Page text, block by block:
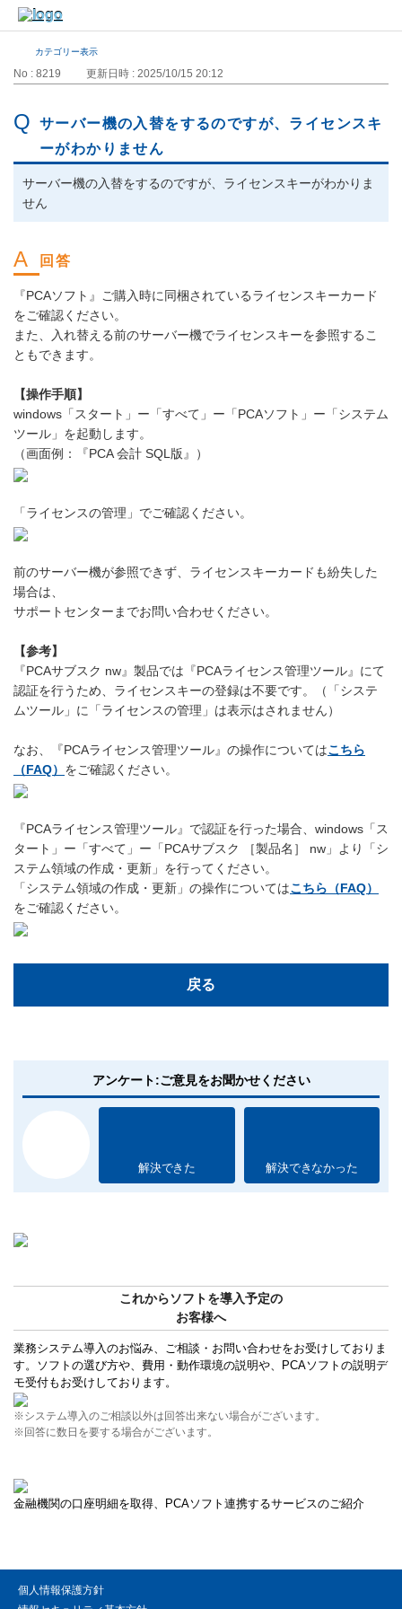
カテゴリー表示
No : 8219 更新日時 : 2025/10/15 20:12
サーバー機の入替をするのですが、ライセンスキ
ーがわかりません
サーバー機の入替をするのですが、ライセンスキーがわかりま
せん
『PCAソフト』ご購入時に同梱されているライセンスキーカード
をご確認ください。
また、入れ替える前のサーバー機でライセンスキーを参照するこ
ともできます。
【操作手順】
windows「スタート」ー「すべて」ー「PCAソフト」ー「システム
ツール」を起動します。
（画面例：『PCA 会計 SQL版』）
「ライセンスの管理」でご確認ください。
前のサーバー機が参照できず、ライセンスキーカードも紛失した
場合は、
サポートセンターまでお問い合わせください。
【参考】
『PCAサブスク nw』製品では『PCAライセンス管理ツール』にて
認証を行うため、ライセンスキーの登録は不要です。（「システ
ムツール」に「ライセンスの管理」は表示はされません）
なお、『PCAライセンス管理ツール』の操作についてはこちら
（FAQ） をご確認ください。
『PCAライセンス管理ツール』で認証を行った場合、windows「ス
タート」ー「すべて」ー「PCAサブスク ［製品名］ nw」より「シ
ステム領域の作成・更新」を行ってください。
「システム領域の作成・更新」の操作についてはこちら（FAQ）
をご確認ください。
戻る
アンケート:ご意見をお聞かせください
解決できた 解決できなかった
これからソフトを導入予定の
お客様へ
業務システム導入のお悩み、ご相談・お問い合わせをお受けしておりま
す。ソフトの選び方や、費用・動作環境の説明や、PCAソフトの説明デ
モ受付もお受けしております。
※システム導入のご相談以外は回答出来ない場合がございます。
※回答に数日を要する場合がございます。
金融機関の口座明細を取得、PCAソフト連携するサービスのご紹介
個人情報保護方針